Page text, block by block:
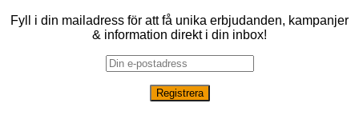
Fyll i din mailadress för att få unika erbjudanden, kampanjer
& information direkt i din inbox!